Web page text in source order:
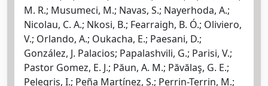
M. R.; Musumeci, M.; Navas, S.; Nayerhoda, A.;
Nicolau, C. A.; Nkosi, B.; Fearraigh, B. Ó.; Oliviero,
V.; Orlando, A.; Oukacha, E.; Paesani, D.;
González, J. Palacios; Papalashvili, G.; Parisi, V.;
Pastor Gomez, E. J.; Păun, A. M.; Păvălaş, G. E.;
Pelegris, I.; Peña Martínez, S.; Perrin-Terrin, M.;